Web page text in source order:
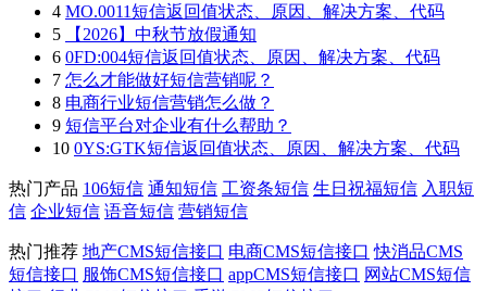
4 MO.0011短信返回值状态、原因、解决方案、代码
5
【2026】中秋节放假通知
6 0FD:004短信返回值状态、原因、解决方案、代码
7 怎么才能做好短信营销呢？
8 电商行业短信营销怎么做？
9 短信平台对企业有什么帮助？
10 0YS:GTK短信返回值状态、原因、解决方案、代码
热门产品 106短信 通知短信 工资条短信 生日祝福短信 入职短
信 企业短信 语音短信 营销短信
热门推荐 地产CMS短信接口 电商CMS短信接口 快消品CMS
短信接口 服饰CMS短信接口 appCMS短信接口 网站CMS短信